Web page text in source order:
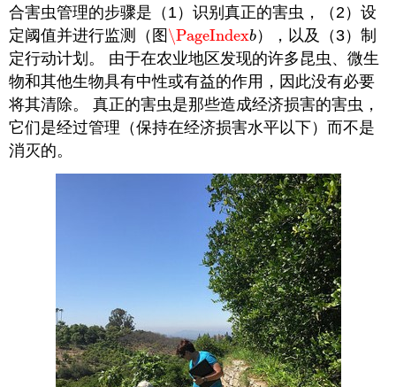
合害虫管理的步骤是（1）识别真正的害虫，（2）设
定阈值并进行监测（图 \PageIndexb
\PageIndexb），以及（3）制
定行动计划。 由于在农业地区发现的许多昆虫、微生
物和其他生物具有中性或有益的作用，因此没有必要
将其清除。 真正的害虫是那些造成经济损害的害虫，
它们是经过管理（保持在经济损害水平以下）而不是
消灭的。